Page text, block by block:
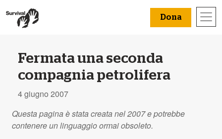
Dona
Fermata una seconda
compagnia petrolifera
4 giugno 2007
Questa pagina è stata creata nel 2007 e potrebbe
contenere un linguaggio ormai obsoleto.